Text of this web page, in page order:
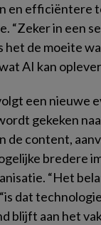
en efficiëntere
“Zeker in een
het de moeite
AI kan
een nieuwe
gekeken
de content,
bredere
“Het
dat technologie
blijft aan het